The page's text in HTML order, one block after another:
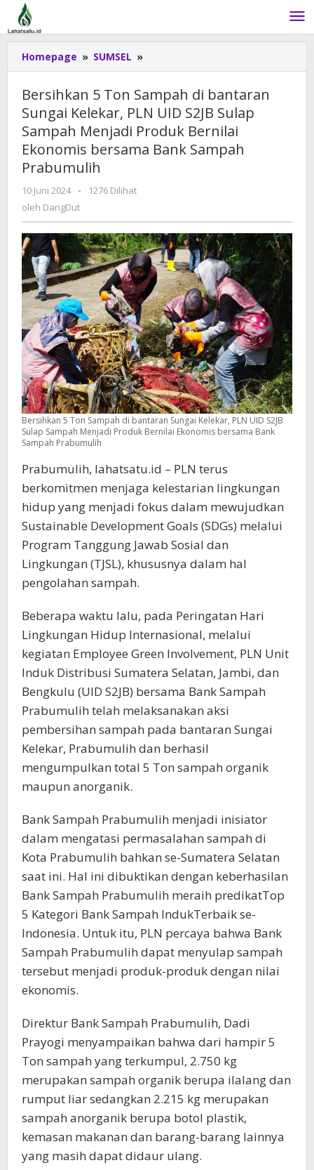
Lewati
konten
Homepage » SUMSEL »
5
Sampah
di
bantaran
Sungai
Sulap
Sampah
Menjadi
Produk
Bernilai
Ekonomis
bersama
Bank
Sampah
Prabumulih
Bersihkan 5 Ton Sampah di bantaran
Sungai Kelekar, PLN UID S2JB Sulap
Sampah Menjadi Produk Bernilai
Ekonomis bersama Bank Sampah
Prabumulih
10 Juni 2024
oleh
DangDut
-
1276 Dilihat
oleh DangDut
Bersihkan 5 Ton Sampah di bantaran Sungai Kelekar, PLN UID S2JB
Sulap Sampah Menjadi Produk Bernilai Ekonomis bersama Bank
Sampah Prabumulih
Prabumulih, lahatsatu.id – PLN terus
berkomitmen menjaga kelestarian lingkungan
hidup yang menjadi fokus dalam mewujudkan
Sustainable Development Goals (SDGs) melalui
Program Tanggung Jawab Sosial dan
Lingkungan (TJSL), khususnya dalam hal
pengolahan sampah.
Beberapa waktu lalu, pada Peringatan Hari
Lingkungan Hidup Internasional, melalui
kegiatan Employee Green Involvement, PLN Unit
Induk Distribusi Sumatera Selatan, Jambi, dan
Bengkulu (UID S2JB) bersama Bank Sampah
Prabumulih telah melaksanakan aksi
pembersihan sampah pada bantaran Sungai
Kelekar, Prabumulih dan berhasil
mengumpulkan total 5 Ton sampah organik
maupun anorganik.
Bank Sampah Prabumulih menjadi inisiator
dalam mengatasi permasalahan sampah di
Kota Prabumulih bahkan se-Sumatera Selatan
saat ini. Hal ini dibuktikan dengan keberhasilan
Bank Sampah Prabumulih meraih predikatTop
5 Kategori Bank Sampah IndukTerbaik se-
Indonesia. Untuk itu, PLN percaya bahwa Bank
Sampah Prabumulih dapat menyulap sampah
tersebut menjadi produk-produk dengan nilai
ekonomis.
Direktur Bank Sampah Prabumulih, Dadi
Prayogi menyampaikan bahwa dari hampir 5
Ton sampah yang terkumpul, 2.750 kg
merupakan sampah organik berupa ilalang dan
rumput liar sedangkan 2.215 kg merupakan
sampah anorganik berupa botol plastik,
kemasan makanan dan barang-barang lainnya
yang masih dapat didaur ulang.